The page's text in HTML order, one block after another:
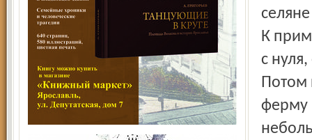
К
с
Потом
ферму